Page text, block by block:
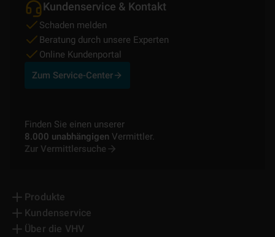
Kundenservice & Kontakt
Schaden melden
Beratung durch unsere Experten
Online Kundenportal
Zum Service-Center
Finden Sie einen unserer
8.000 unabhängigen Vermittler.
Zur Vermittlersuche
Produkte
Kundenservice
Über die VHV